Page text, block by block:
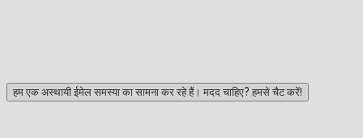
हम एक अस्थायी ईमेल समस्या का सामना कर रहे हैं। मदद चाहिए? हमसे चैट करें!